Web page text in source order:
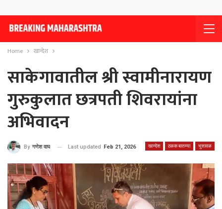
Home खान्देश
साकेगावातील श्री स्वामीनारायण
गुरुकुलात छत्रपती शिवरायांना
अभिवादन
खान्देश ठळक बातम्या भुसावळ
By गणेश वाघ Last updated Feb 21, 2026